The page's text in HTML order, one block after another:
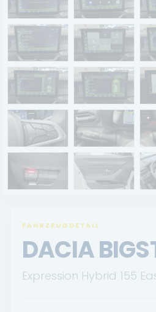
Renault Service
Dacia Service
UNTERNEHMEN
Standort
Standort
Tankstelle
KONTAKT
FAHRZEUGDETAIL
DACIA
Expression Hybrid 155